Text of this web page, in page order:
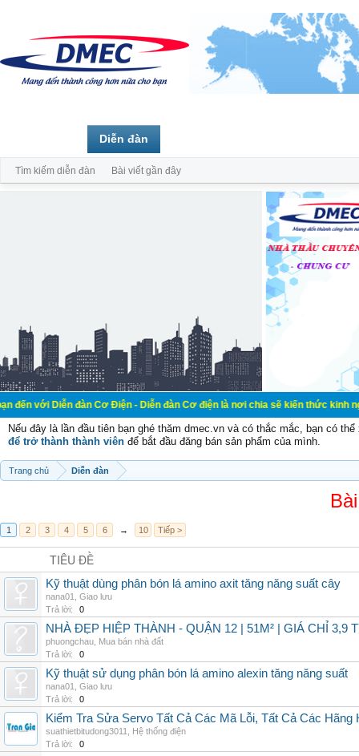
đàn Cơ Điện - Diễn đàn Cơ điện là nơi chia sẽ kiến thức kinh nghiệm
Nếu đây là lần đầu tiên bạn ghé thăm dmec.vn và có thắc mắc, bạn có
để trở thành thành viên để bắt đầu đăng bán sản phẩm của mình.
Trang chủ Diễn đàn
1 2 3 4 5 6 → 10 Tiếp >
TIÊU ĐỀ
Kỹ thuật dùng phân bón lá amino axit tăng năng suất cây
nana01
Giao lưu
Trả lời:
0
NHÀ ĐẸP HIỆP THÀNH - QUẬN 12 | 51M² | GIÁ CHỈ 3,9
phuongchau Mua bán nhà đất
Trả lời:
0
Kỹ thuật sử dụng phân bón lá amino alexin tăng năng suất
nana01
Giao lưu
Trả lời:
0
Kiểm Tra Sửa Servo Tất Cả Các Mã Lỗi, Tất Cả Các Hãng
suathietbitudong3011
Hệ thống điện
Trả lời:
0
Diễn đàn
Tìm kiếm diễn đàn Bài viết gần đây